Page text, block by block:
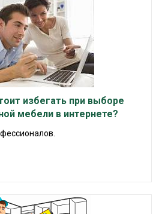
избегать при выборе
мебели в интернете?